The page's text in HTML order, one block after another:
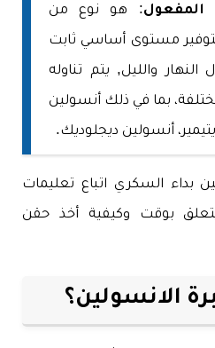
المفعول: هو نوع من
مستوى أساسي ثابت
والليل, يتم تناوله
بما في ذلك أنسولين
أنسولين ديجلوديك.
بداء السكري اتباع تعليمات
بوقت وكيفية أخذ حقن
الانسولين؟